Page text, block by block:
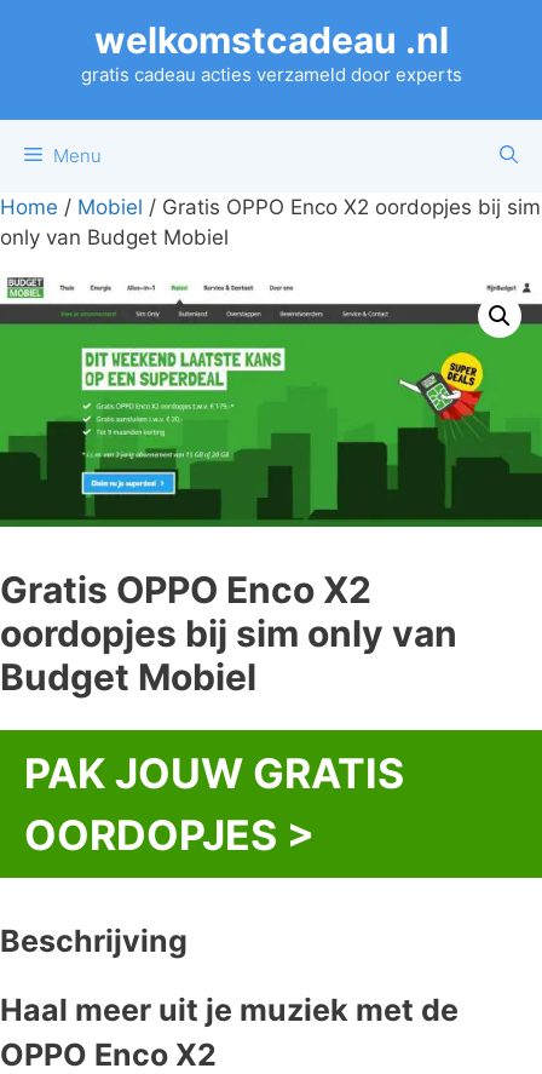
welkomstcadeau .nl
gratis cadeau acties verzameld door experts
Menu
Home / Mobiel / Gratis OPPO Enco X2 oordopjes bij sim
only van Budget Mobiel
Gratis OPPO Enco X2
oordopjes bij sim only van
Budget Mobiel
PAK JOUW GRATIS
OORDOPJES >
Beschrijving
Haal meer uit je muziek met de
OPPO Enco X2